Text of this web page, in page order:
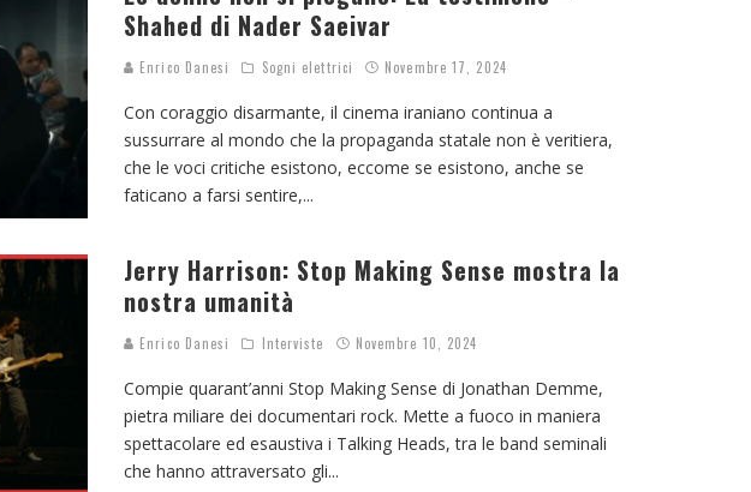
Shahed di Nader Saeivar
Enrico Danesi Sogni elettrici Novembre 17, 2024
Con coraggio disarmante, il cinema iraniano continua a
sussurrare al mondo che la propaganda statale non è veritiera,
che le voci critiche esistono, eccome se esistono, anche se
faticano a farsi sentire,...
Jerry Harrison: Stop Making Sense mostra la
nostra umanità
Enrico Danesi Interviste Novembre 10, 2024
Compie quarant’anni Stop Making Sense di Jonathan Demme,
pietra miliare dei documentari rock. Mette a fuoco in maniera
spettacolare ed esaustiva i Talking Heads, tra le band seminali
che hanno attraversato gli...